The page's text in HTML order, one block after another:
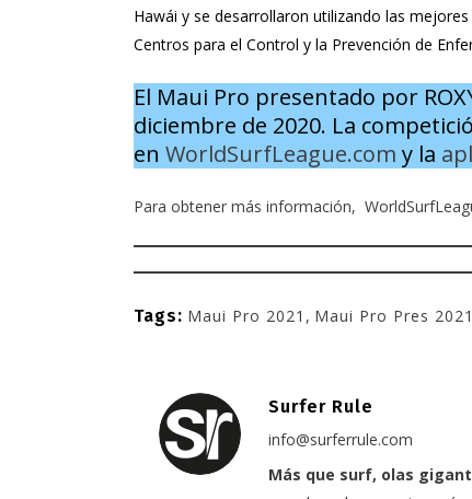
Hawái y se desarrollaron utilizando las
Centros para el Control y la Prevención de
El Maui Pro presentado por
diciembre de 2020. La
en WorldSurfLeague.com y la
Para obtener más información,
Tags: Maui Pro 2021 , Maui Pro Pres 2021
Surfer Rule
info@surferrule.com
Más que surf, olas